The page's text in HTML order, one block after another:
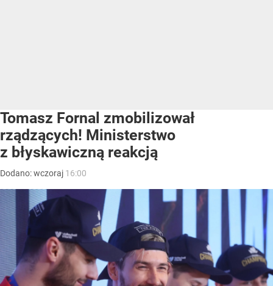
Tomasz Fornal zmobilizował
rządzących! Ministerstwo
z błyskawiczną reakcją
Dodano:wczoraj 16:00